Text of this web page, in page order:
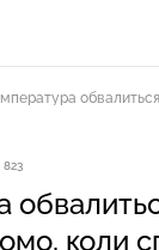
823
коли